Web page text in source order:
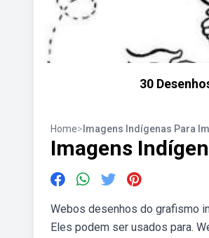
30
Home> Imagens Indígenas Para
Imagens
Webos desenhos do grafismo
Eles podem ser usados para.